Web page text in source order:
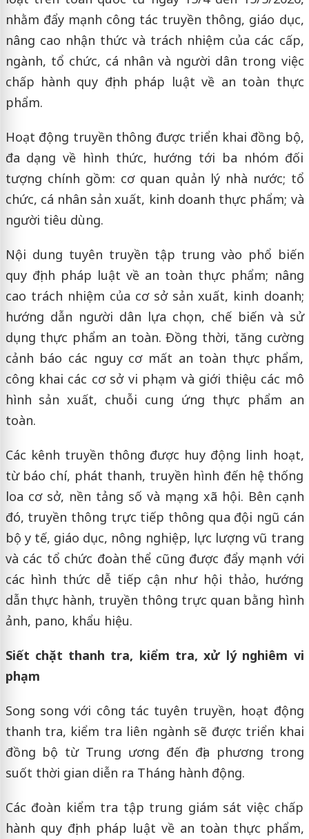
nhằm đẩy mạnh công tác truyền thông, giáo dục,
nâng cao nhận thức và trách nhiệm của các cấp,
ngành, tổ chức, cá nhân và người dân trong việc
chấp hành quy định pháp luật về an toàn thực
phẩm.
Hoạt động truyền thông được triển khai đồng bộ,
đa dạng về hình thức, hướng tới ba nhóm đối
tượng chính gồm: cơ quan quản lý nhà nước; tổ
chức, cá nhân sản xuất, kinh doanh thực phẩm; và
người tiêu dùng.
Nội dung tuyên truyền tập trung vào phổ biến
quy định pháp luật về an toàn thực phẩm; nâng
cao trách nhiệm của cơ sở sản xuất, kinh doanh;
hướng dẫn người dân lựa chọn, chế biến và sử
dụng thực phẩm an toàn. Đồng thời, tăng cường
cảnh báo các nguy cơ mất an toàn thực phẩm,
công khai các cơ sở vi phạm và giới thiệu các mô
hình sản xuất, chuỗi cung ứng thực phẩm an
toàn.
Các kênh truyền thông được huy động linh hoạt,
từ báo chí, phát thanh, truyền hình đến hệ thống
loa cơ sở, nền tảng số và mạng xã hội. Bên cạnh
đó, truyền thông trực tiếp thông qua đội ngũ cán
bộ y tế, giáo dục, nông nghiệp, lực lượng vũ trang
và các tổ chức đoàn thể cũng được đẩy mạnh với
các hình thức dễ tiếp cận như hội thảo, hướng
dẫn thực hành, truyền thông trực quan bằng hình
ảnh, pano, khẩu hiệu.
Siết chặt thanh tra, kiểm tra, xử lý nghiêm vi
phạm
Song song với công tác tuyên truyền, hoạt động
thanh tra, kiểm tra liên ngành sẽ được triển khai
đồng bộ từ Trung ương đến địa phương trong
suốt thời gian diễn ra Tháng hành động.
Các đoàn kiểm tra tập trung giám sát việc chấp
hành quy định pháp luật về an toàn thực phẩm,